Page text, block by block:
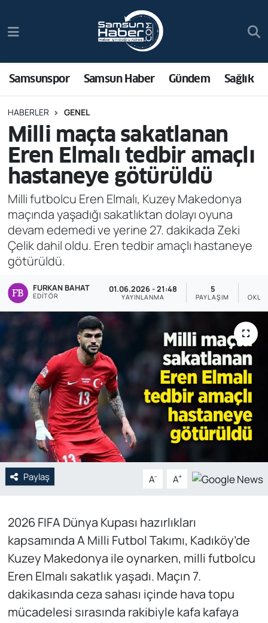
Samsunspor Samsun Haber Gündem Sağlık
HABERLER GENEL
Milli maçta sakatlanan
Eren Elmalı tedbir amaçlı
hastaneye götürüldü
Milli futbolcu Eren Elmalı, Kuzey Makedonya
maçında yaşadığı sakatlıktan dolayı oyuna
devam edemedi ve yerine 27. dakikada Zeki
Çelik dahil oldu. Eren tedbir amaçlı hastaneye
götürüldü.
FURKAN BAHAT
EDITÖR
01.06.2026 - 21:48
YAYINLANMA
5
PAYLAŞIM
Paylaş A- A+
2026 FIFA Dünya Kupası hazırlıkları
kapsamında A Milli Futbol Takımı, Kadıköy’de
Kuzey Makedonya ile oynarken, milli futbolcu
Eren Elmalı sakatlık yaşadı. Maçın 7.
dakikasında ceza sahası içinde hava topu
mücadelesi sırasında rakibiyle kafa kafaya
Samsun Haber
Sağlık
Asayiş
Bilim ve Teknoloji
Bölge
Dünya
Ekonomi
Genel
Gündem
Özel Haber
POLİTİKA
Siyaset
Spor
Web Tv
Trafik Durumu
Süper Lig Puan Durumu ve Fikstür
Tüm Manşetler
Son Dakika Haberleri
Haber Arşivi